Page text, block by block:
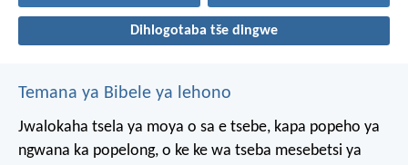
Dihlogotaba tše dingwe
Temana ya Bibele ya lehono
Jwalokaha tsela ya moya o sa e tsebe, kapa popeho ya
ngwana ka popelong, o ke ke wa tseba mesebetsi ya